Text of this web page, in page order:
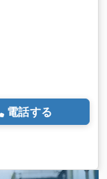
電話する